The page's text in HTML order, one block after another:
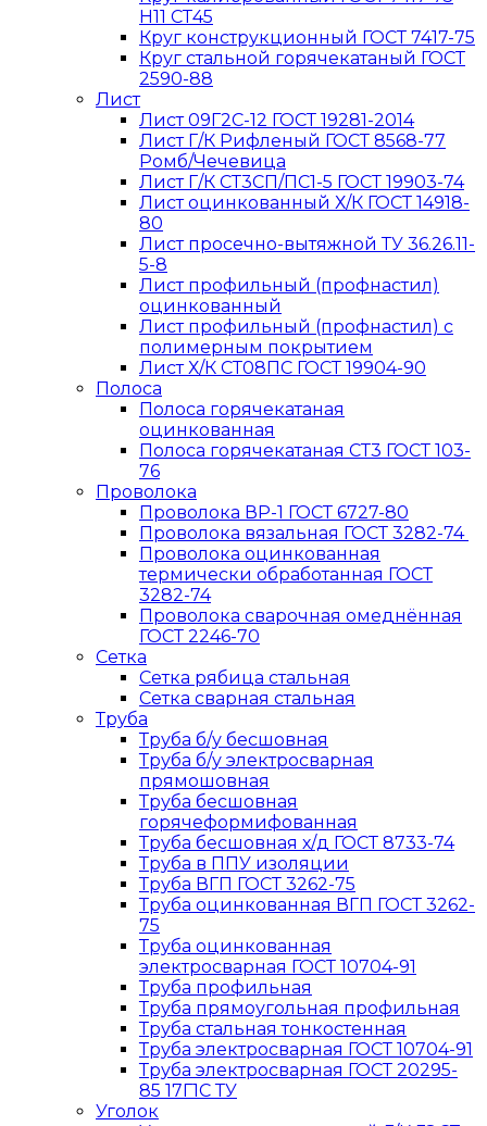
H11 СТ45
Круг конструкционный ГОСТ 7417-75
Круг стальной горячекатаный ГОСТ
2590-88
Лист
Лист 09Г2С-12 ГОСТ 19281-2014
Лист Г/К Рифленый ГОСТ 8568-77
Ромб/Чечевица
Лист Г/К СТ3СП/ПС1-5 ГОСТ 19903-74
Лист оцинкованный Х/К ГОСТ 14918-
80
Лист просечно-вытяжной ТУ 36.26.11-
5-8
Лист профильный (профнастил)
оцинкованный
Лист профильный (профнастил) с
полимерным покрытием
Лист Х/К СТ08ПС ГОСТ 19904-90
Полоса
Полоса горячекатаная
оцинкованная
Полоса горячекатаная СТ3 ГОСТ 103-
76
Проволока
Проволока ВР-1 ГОСТ 6727-80
Проволока вязальная ГОСТ 3282-74
Проволока оцинкованная
термически обработанная ГОСТ
3282-74
Проволока сварочная омеднённая
ГОСТ 2246-70
Сетка
Сетка рябица стальная
Сетка сварная стальная
Труба
Труба б/у бесшовная
Труба б/у электросварная
прямошовная
Труба бесшовная
горячеформифованная
Труба бесшовная х/д ГОСТ 8733-74
Труба в ППУ изоляции
Труба ВГП ГОСТ 3262-75
Труба оцинкованная ВГП ГОСТ 3262-
75
Труба оцинкованная
электросварная ГОСТ 10704-91
Труба профильная
Труба прямоугольная профильная
Труба стальная тонкостенная
Труба электросварная ГОСТ 10704-91
Труба электросварная ГОСТ 20295-
85 17Г1С ТУ
Уголок